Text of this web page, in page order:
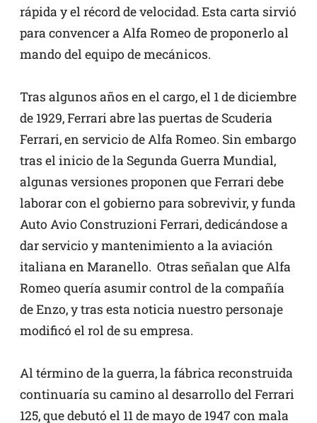
rápida y el récord de velocidad. Esta carta sirvió
para convencer a Alfa Romeo de proponerlo al
mando del equipo de mecánicos.
Tras algunos años en el cargo, el 1 de diciembre
de 1929, Ferrari abre las puertas de Scuderia
Ferrari, en servicio de Alfa Romeo. Sin embargo
tras el inicio de la Segunda Guerra Mundial,
algunas versiones proponen que Ferrari debe
laborar con el gobierno para sobrevivir, y funda
Auto Avio Construzioni Ferrari, dedicándose a
dar servicio y mantenimiento a la aviación
italiana en Maranello. Otras señalan que Alfa
Romeo quería asumir control de la compañía
de Enzo, y tras esta noticia nuestro personaje
modificó el rol de su empresa.
Al término de la guerra, la fábrica reconstruida
continuaría su camino al desarrollo del Ferrari
125, que debutó el 11 de mayo de 1947 con mala